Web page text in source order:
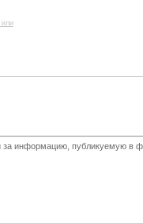
или
за информацию, публикуемую